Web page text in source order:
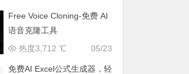
Free Voice Cloning-免费 AI
语音克隆工具
05/23
热度3,712 ℃
免费AI Excel公式生成器，轻